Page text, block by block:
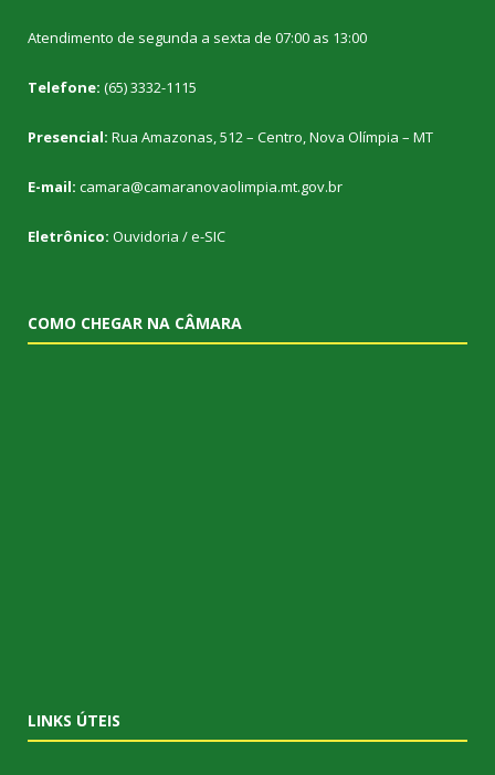
Atendimento de segunda a sexta de 07:00 as 13:00
Telefone: (65) 3332-1115
Presencial: Rua Amazonas, 512 – Centro, Nova Olímpia – MT
E-mail: camara@camaranovaolimpia.mt.gov.br
Eletrônico: Ouvidoria /e-SIC
COMO CHEGAR NA CÂMARA
LINKS ÚTEIS